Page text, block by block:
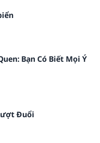
Bạn Có Biết Mọi Ý
Đuổi